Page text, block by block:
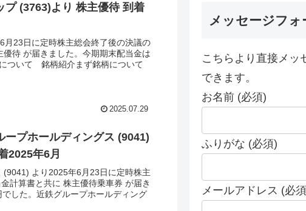
プ (3763)より 株主優待 到着
23日に定時株主総会終了後の決議の
待 が届きました。今期期末配当金は
ついて 銘柄紹介まず銘柄について
2025.07.29
ープホールディングス (9041)
2025年6月
より2025年6月23日に定時株主
計算書と共に 株主優待乗車券 が届き
した。近鉄グループホールディング
メッセージフォ
こちらより直接メッ
できます。
お名前 (必須)
ふりがな (必須)
メールアドレス (必